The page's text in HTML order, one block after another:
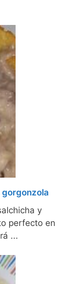
gorgonzola
y
perfecto en
...